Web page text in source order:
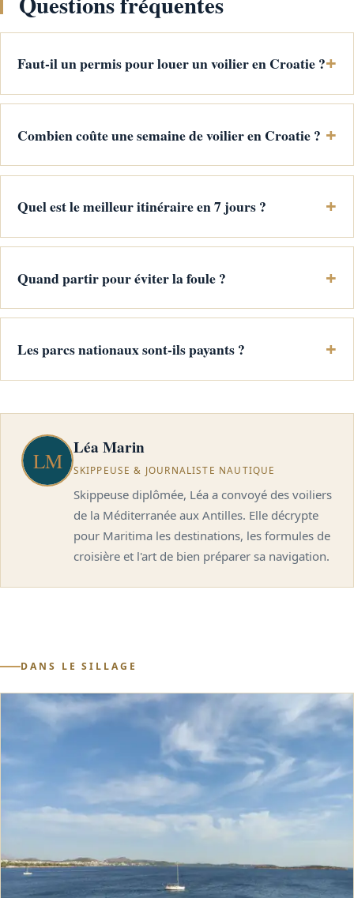
Faut-il un permis pour louer un voilier en Croatie ?
Combien coûte une semaine de voilier en Croatie ?
Quel est le meilleur itinéraire en 7 jours ?
Quand partir pour éviter la foule ?
Les parcs nationaux sont-ils payants ?
Léa Marin
SKIPPEUSE & JOURNALISTE NAUTIQUE
Skippeuse diplômée, Léa a convoyé des voiliers
de la Méditerranée aux Antilles. Elle décrypte
pour Maritima les destinations, les formules de
croisière et l'art de bien préparer sa navigation.
DANS LE SILLAGE